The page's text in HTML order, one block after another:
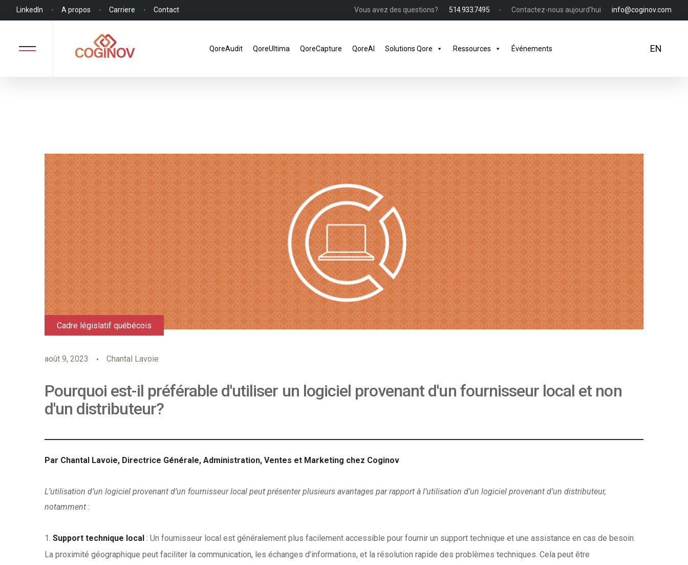
LinkedIn A propos Carriere Contact Vous avez des questions? 514.933.7495 Contactez-nous aujourd'hui info@coginov.com
QoreAudit QoreUltima QoreCapture QoreAI Solutions Qore Ressources Événements EN
Cadre législatif québécois
août 9, 2023 Chantal Lavoie
Pourquoi est-il préférable d'utiliser un logiciel provenant d'un fournisseur local et non
d'un distributeur?
Par Chantal Lavoie, Directrice Générale, Administration, Ventes et M arketing chez Coginov
L’utilisation d’un logiciel provenant d’un fournisseur local peut présenter plusieurs avantages par rapport à l’utilisation d’un logiciel provenant d’un distributeur,
notamment :
Support technique local : Un fournisseur local est généralement plus facilement accessible pour fournir un support technique et une assistance en cas de besoin.
La proximité géographique peut faciliter la communication, les échanges d’informations, et la résolution rapide des problèmes techniques. Cela peut être